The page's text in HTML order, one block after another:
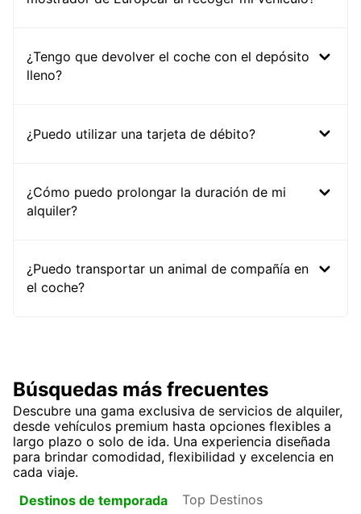
¿Tengo que devolver el coche con el depósito
lleno?
¿Puedo utilizar una tarjeta de débito?
¿Cómo puedo prolongar la duración de mi
alquiler?
¿Puedo transportar un animal de compañía en
el coche?
Búsquedas más frecuentes
Descubre una gama exclusiva de servicios de alquiler,
desde vehículos premium hasta opciones flexibles a
largo plazo o solo de ida. Una experiencia diseñada
para brindar comodidad, flexibilidad y excelencia en
cada viaje.
Destinos de temporada
Top Destinos